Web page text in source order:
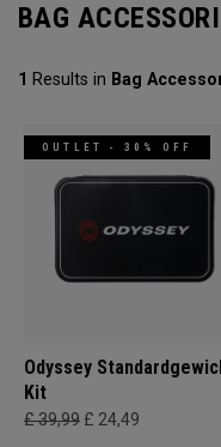
BAG
1 Results in Bag
OUTLET - 30% OFF
Odyssey
Kit
£ 39,99 £ 24,49